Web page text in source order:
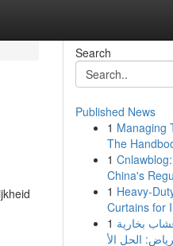
Search
Published News
1 Managing
The
1
China's
1 Heavy-
Curtains for
1 بخارية